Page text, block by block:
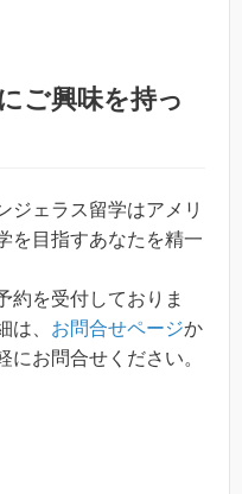
にご興味を持っ
ジェラス留学はアメリ
を目指すあなたを精一
約を受付しておりま
は、 お問合せページか
にお問合せください。